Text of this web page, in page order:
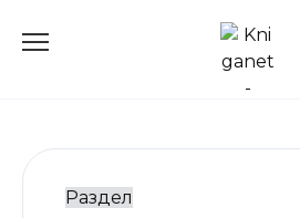
Раздел